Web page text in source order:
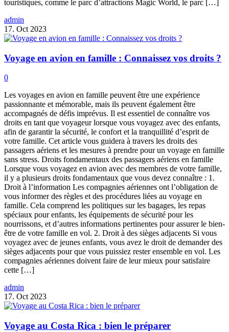
touristiques, comme le parc d’attractions Magic World, le parc […]
admin
17. Oct 2023
Voyage en avion en famille : Connaissez vos droits ?
0
Les voyages en avion en famille peuvent être une expérience
passionnante et mémorable, mais ils peuvent également être
accompagnés de défis imprévus. Il est essentiel de connaître vos
droits en tant que voyageur lorsque vous voyagez avec des enfants,
afin de garantir la sécurité, le confort et la tranquillité d’esprit de
votre famille. Cet article vous guidera à travers les droits des
passagers aériens et les mesures à prendre pour un voyage en famille
sans stress. Droits fondamentaux des passagers aériens en famille
Lorsque vous voyagez en avion avec des membres de votre famille,
il y a plusieurs droits fondamentaux que vous devez connaître : 1.
Droit à l’information Les compagnies aériennes ont l’obligation de
vous informer des règles et des procédures liées au voyage en
famille. Cela comprend les politiques sur les bagages, les repas
spéciaux pour enfants, les équipements de sécurité pour les
nourrissons, et d’autres informations pertinentes pour assurer le bien-
être de votre famille en vol. 2. Droit à des sièges adjacents Si vous
voyagez avec de jeunes enfants, vous avez le droit de demander des
sièges adjacents pour que vous puissiez rester ensemble en vol. Les
compagnies aériennes doivent faire de leur mieux pour satisfaire
cette […]
admin
17. Oct 2023
Voyage au Costa Rica : bien le préparer